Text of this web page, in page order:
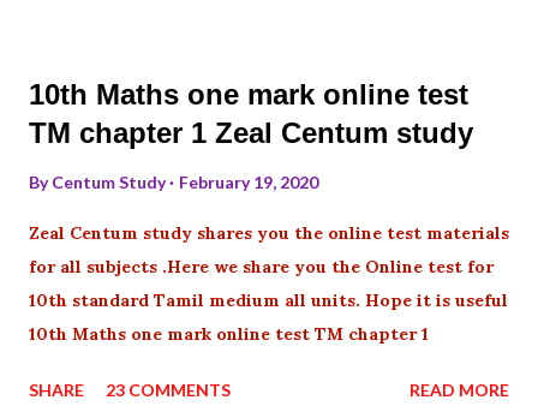
10th Maths one mark online test
TM chapter 1 Zeal Centum study
ByCentum Study February 19, 2020
Zeal Centum study shares you the online test materials
for all subjects .Here we share you the Online test for
10th standard Tamil medium all units. Hope it is useful
10th Maths one mark online test TM chapter 1
SHARE 23 COMMENTS READ MORE